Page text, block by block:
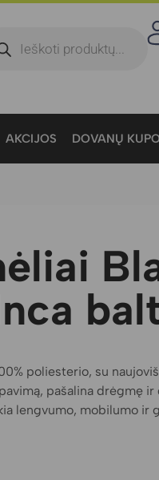
AKCIJOS DOVANŲ
poliesterio, su
pašalina drėgmę ir
lengvumo, mobilumo ir